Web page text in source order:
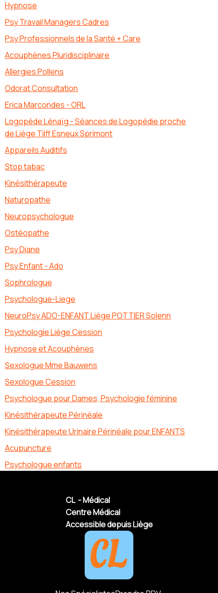
Hypnose
Psy Travail Managers Cadres
Psy Professionnels de la Santé + Care
Acouphènes Pluridisciplinaire
Allergies Pollens
Odorat Consultation
Erica Marcondes - ORL
Logopède Lénaïg - Séances de Logopédie proche
de Liège Tilff Esneux Sprimont
Appareils Auditifs
Stop tabac
Kinésithérapeute
Naturopathe
Neuropsychologue
Ostéopathe
Psy Diane
Psy Enfant - Ado
Sophrologue
Psychologue-Liege
NeuroPsy ADO-ENFANT Liège POTTIER Solenn
Psychologie Liège Cession
Hypnose et Acouphènes
Sexologue Mme Bauwens
Sexologue Cession
Psychologue pour Dames, Psychologie féminine
Kinésithérapeute Périnéale
Kinésithérapeute Urinaire Périnéale pour ENFANTS
Acupuncture
Psychologue enfants
CL - Médical
Centre Médical
Accessible depuis Liège